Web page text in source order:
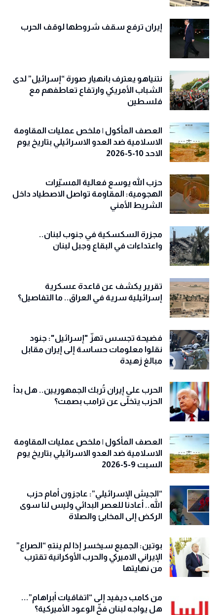
إيران ترفع سقف شروطها لوقف الحرب
نتنياهو يعترف بانهيار صورة “إسرائيل” لدى
الشباب الأمريكي وارتفاع تعاطفهم مع
فلسطين
العصف المأكول | ملخص عمليات المقاومة
الاسلامية ضد العدو الاسرائيلي بتاريخ يوم
الاحد 10-5-2026
حزب الله يوسع فعالية المسيّرات
الهجومية: المقاومة تواصل الاصطياد داخل
الشريط الأمني
مجزرة السكسكية في جنوب لبنان..
واعتداءات في البقاع وجبل لبنان
تقرير يكشف عن قاعدة عسكرية
إسرائيلية سرية في العراق.. ما التفاصيل؟
فضيحة تجسس تهزّ "إسرائيل": جنود
نقلوا معلومات حساسة إلى إيران مقابل
مبالغ زهيدة
الحرب على إيران تُربك الجمهوريين.. هل بدأ
الحزب يتخلّى عن ترامب بصمت؟
العصف المأكول | ملخص عمليات المقاومة
الاسلامية ضد العدو الاسرائيلي بتاريخ يوم
السبت 9-5-2026
“الجيش الإسرائيلي”: عاجزون أمام حزب
الله.. أعادنا للعصر البدائي وليس لنا سوى
الركض إلى المخابئ والصلاة
بوتين: الجميع سيخسر إذا لم ينتهِ “الصراع”
الإيراني الاميركي والحرب الأوكرانية تقترب
من نهايتها
من كامب ديفيد إلى “اتفاقيات أبراهام”...
هل يواجه لبنان فخّ الوعود الأميركية؟